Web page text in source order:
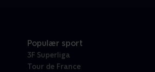
Populær sport
3F Superliga
Tour de France